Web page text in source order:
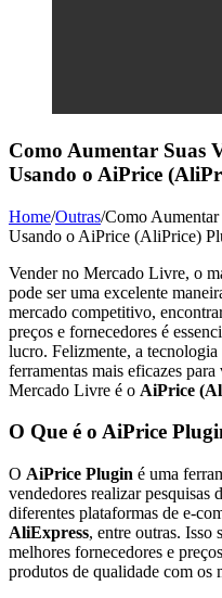
Como Aumentar Suas
Usando o AiPrice
Home/Outras/Como
Usando o AiPrice (AliPrice)
Vender no Mercado Livre, o
pode ser uma excelente
mercado competitivo,
preços e fornecedores é
lucro. Felizmente, a
ferramentas mais eficazes
Mercado Livre é o AiPrice
O Que é o AiPrice
O AiPrice Plugin é uma
vendedores realizar pesquisas
diferentes plataformas de e-
AliExpress, entre outras. Isso
melhores fornecedores e
produtos de qualidade com os